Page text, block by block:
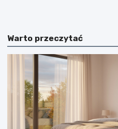
w
o
s
n
e
s
t
m
Warto przeczytać